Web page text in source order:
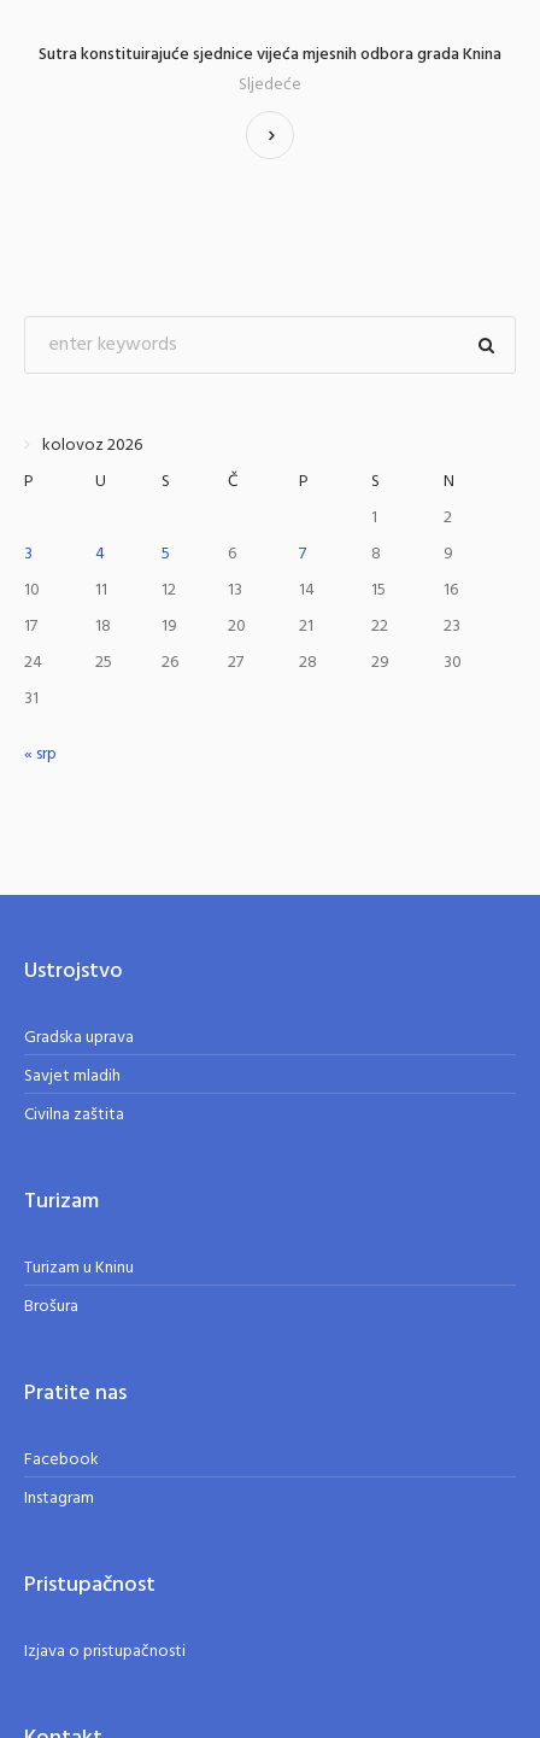
Sutra konstituirajuće sjednice vijeća mjesnih odbora grada Knina
Sljedeće
kolovoz 2026
P
U S Č P S
N
1
2
3
4 5 6 7 8
9
10
11 12 13 14 15
16
17
18 19 20 21 22
23
24
25 26 27 28 29
30
31
« srp
Ustrojstvo
Gradska uprava
Savjet mladih
Civilna zaštita
Turizam
Turizam u Kninu
Brošura
Pratite nas
Facebook
Instagram
Pristupačnost
Izjava o pristupačnosti